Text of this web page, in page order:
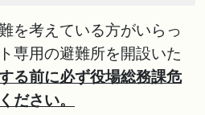
を考えている方がいらっ
専用の避難所を開設いた
る前に必ず役場総務課危
ださい。